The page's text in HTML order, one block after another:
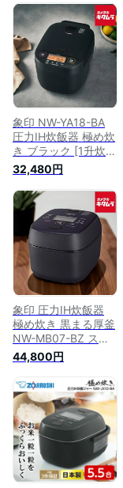
象印 NW-YA18-BA
圧力IH炊飯器 極め炊
き ブラック [1升炊
き] ZOJIRUSHI 内釜
3年保証 ふっくら も
ちもち 日本製 メー
カー保証対応 初期不
良対応 メーカー様お
取引あり 白米 玄米
新生活 プレゼント
ギフト 結婚祝い 出
産祝い 炊き込みご飯
麦ごはん
32,480円
象印 圧力IH炊飯器
極め炊き 黒まる厚釜
NW-MB07-BZ スレ
ートブラック [4合炊
き] ZOJIRUSHI 内釜
3年保証 ふっくら も
ちもち 日本製 メー
カー保証対応 初期不
良対応 メーカー様お
取引あり 白米 玄米
新生活 プレゼント
ギフト 結婚祝い 出
産祝い
44,800円